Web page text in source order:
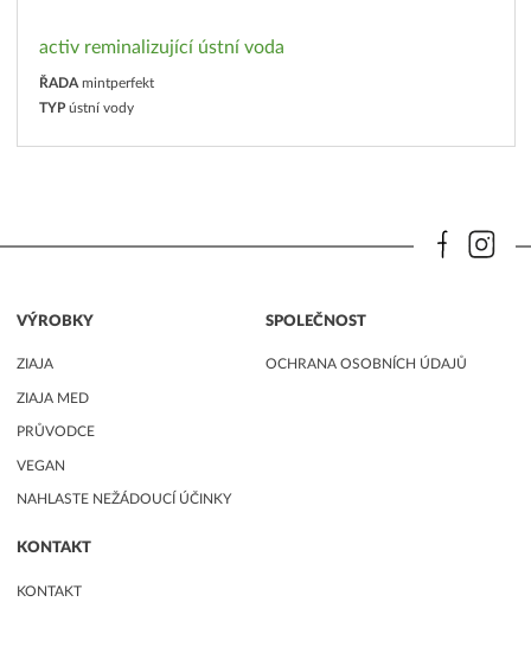
activ reminalizující ústní voda
ŘADA mintperfekt
TYP ústní vody
VÝROBKY
ZIAJA
ZIAJA MED
PRŮVODCE
VEGAN
NAHLASTE NEŽÁDOUCÍ ÚČINKY
SPOLEČNOST
OCHRANA OSOBNÍCH ÚDAJŮ
KONTAKT
KONTAKT